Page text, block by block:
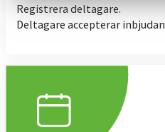
Registrera deltagare.
Deltagare accepterar inbjudan